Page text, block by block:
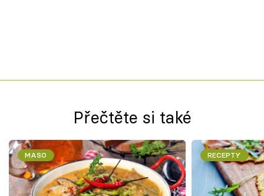
Přečtěte si také
MASO RECEPTY